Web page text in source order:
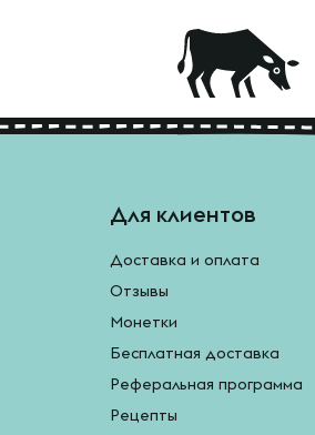
Для клиентов
Доставка и оплата
Отзывы
Монетки
Бесплатная доставка
Реферальная программа
Рецепты